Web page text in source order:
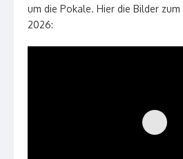
um die Pokale. Hier die Bilder zum
2026: